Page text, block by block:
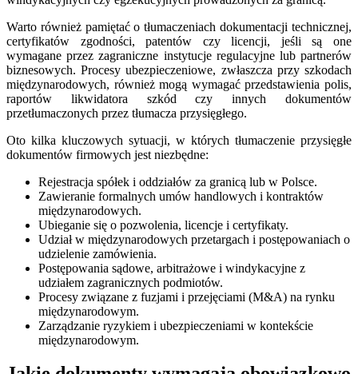
Warto również pamiętać o tłumaczeniach dokumentacji technicznej,
certyfikatów zgodności, patentów czy licencji, jeśli są one
wymagane przez zagraniczne instytucje regulacyjne lub partnerów
biznesowych. Procesy ubezpieczeniowe, zwłaszcza przy szkodach
międzynarodowych, również mogą wymagać przedstawienia polis,
raportów likwidatora szkód czy innych dokumentów
przetłumaczonych przez tłumacza przysięgłego.
Oto kilka kluczowych sytuacji, w których tłumaczenie przysięgłe
dokumentów firmowych jest niezbędne:
Rejestracja spółek i oddziałów za granicą lub w Polsce.
Zawieranie formalnych umów handlowych i kontraktów
międzynarodowych.
Ubieganie się o pozwolenia, licencje i certyfikaty.
Udział w międzynarodowych przetargach i postępowaniach o
udzielenie zamówienia.
Postępowania sądowe, arbitrażowe i windykacyjne z
udziałem zagranicznych podmiotów.
Procesy związane z fuzjami i przejęciami (M&A) na rynku
międzynarodowym.
Zarządzanie ryzykiem i ubezpieczeniami w kontekście
międzynarodowym.